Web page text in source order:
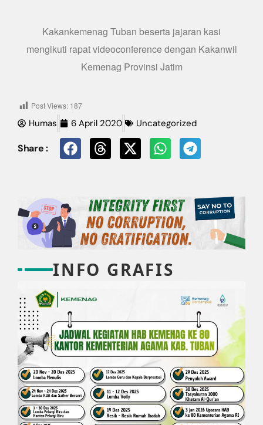
Kakankemenag Tuban beserta jajaran kasi
mengikuti rapat videoconference dengan Kakanwil
Kemenag Provinsi Jatim
Post Views: 187
Humas 6 April 2020 Uncategorized
Share :
INFO GRAFIS